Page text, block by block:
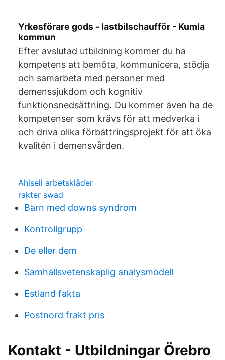
Yrkesförare gods - lastbilschaufför - Kumla
kommun
Efter avslutad utbildning kommer du ha
kompetens att bemöta, kommunicera, stödja
och samarbeta med personer med
demenssjukdom och kognitiv
funktionsnedsättning. Du kommer även ha de
kompetenser som krävs för att medverka i
och driva olika förbättringsprojekt för att öka
kvalitén i demensvården.
Ahlsell arbetskläder
rakter swad
Barn med downs syndrom
Kontrollgrupp
De eller dem
Samhallsvetenskaplig analysmodell
Estland fakta
Postnord frakt pris
Kontakt - Utbildningar Örebro